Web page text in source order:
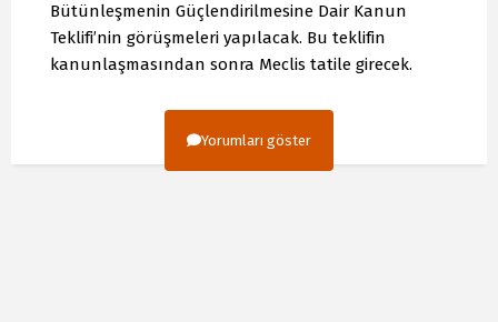
Bütünleşmenin Güçlendirilmesine Dair Kanun
Teklifi’nin görüşmeleri yapılacak. Bu teklifin
kanunlaşmasından sonra Meclis tatile girecek.
Yorumları göster